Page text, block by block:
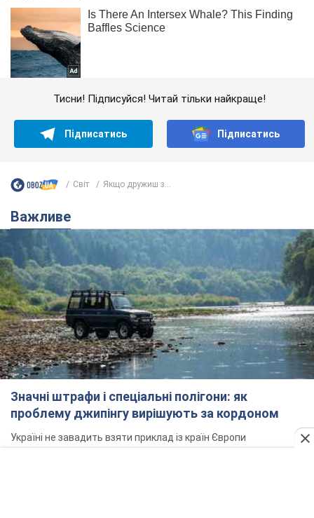
Тисни! Підписуйся! Читай тільки найкраще!
Підписатись Підписатись
Світ Якщо дружиш з...
Важливе
Значні штрафи і спеціальні полігони: як
проблему джипінгу вирішують за кордоном
Україні не завадить взяти приклад із країн Європи